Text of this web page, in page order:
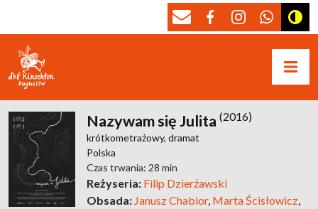
Nazywam się Julita (2016)
krótkometrażowy, dramat
Polska
Czas trwania: 28 min
Reżyseria: Filip Dzierżawski
Obsada: Janusz Chabior, Marta Ścisłowicz